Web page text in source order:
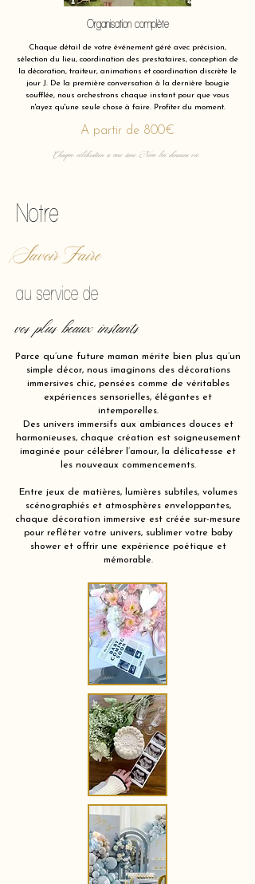
Organisation complète
Chaque détail de votre événement géré avec précision,
sélection du lieu, coordination des prestataires, conception de
la décoration, traiteur, animations et coordination discrète le
jour J. De la première conversation à la dernière bougie
soufflée, nous orchestrons chaque instant pour que vous
n'ayez qu'une seule chose à faire. Profiter du moment.
A partir de 800€
Chaque célébration a une âme. Nous lui donnons vie.
Notre
Savoir Faire
au service de
vos plus beaux instants
Parce qu’une future maman mérite bien plus qu’un
simple décor, nous imaginons des décorations
immersives chic, pensées comme de véritables
expériences sensorielles, élégantes et
intemporelles.
Des univers immersifs aux ambiances douces et
harmonieuses, chaque création est soigneusement
imaginée pour célébrer l’amour, la délicatesse et
les nouveaux commencements.
Entre jeux de matières, lumières subtiles, volumes
scénographiés et atmosphères enveloppantes,
chaque décoration immersive est créée sur-mesure
pour refléter votre univers, sublimer votre baby
shower et offrir une expérience poétique et
mémorable.